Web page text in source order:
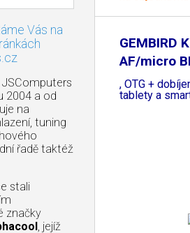
Vás na
2004 a od
na
tuning
řadě taktéž
stali
značky
, jejíž
GEMBIRD
AF/micro
BF
, OTG +
tablety a